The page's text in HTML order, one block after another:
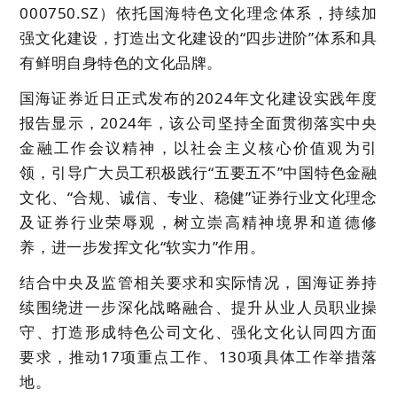
000750.SZ）依托国海特色文化理念体系，持续加
强文化建设，打造出文化建设的“四步进阶”体系和具
有鲜明自身特色的文化品牌。
国海证券近日正式发布的2024年文化建设实践年度
报告显示，2024年，该公司坚持全面贯彻落实中央
金融工作会议精神 ，以社会主义核心价值观为引
领， 引导广大员工积极践行“五要五不”中国特色金融
文化、“合规、诚信、专业、稳健”证券行业文化理念
及证券行业荣辱观，树立崇高精神境界和道德修
养，进一步发挥文化“软实力”作用。
结合中央及监管相关要求和实际情况，国海证券持
续围绕进一步深化战略融合、提升从业人员职业操
守、打造形成特色公司文化、强化文化认同四方面
要求，推动17项重点工作、130项具体工作举措落
地。